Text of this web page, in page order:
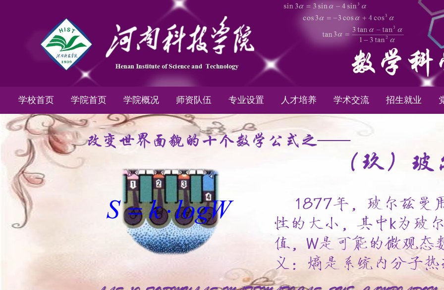
学校首页 学院首页 学院概况 师资队伍 专业设置 人才培养 学术交流 招生就业